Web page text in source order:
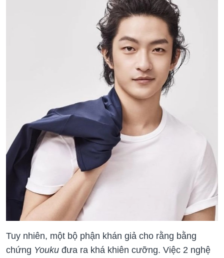
Tuy nhiên, một bộ phận khán giả cho rằng bằng
chứng Youku đưa ra khá khiên cưỡng. Việc 2 nghệ